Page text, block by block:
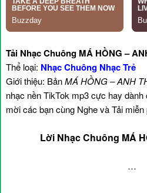
Tải Nhạc Chuông MÁ HỒNG –
Thể loại: Nhạc Chuông Nhạc Trẻ
Giới thiệu: BảnMÁ HỒNG – ANH
nhạc nền TikTok mp3 cực hay dành
mời các bạn cùng Nghe và Tải
Lời Nhạc Chuông MÁ
…